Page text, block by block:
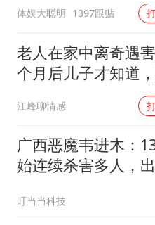
体娱大聪明 1397跟贴
老人在家中离奇遇
个月后儿子才知道
江峰聊情感
广西恶魔韦进木：
始连续杀害多人，
叮当当科技